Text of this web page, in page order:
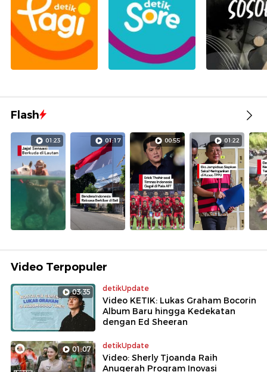
Flash
01:23 01:17 00:55 01:22
Video Terpopuler
03:35 detikUpdate
Video KETIK: Lukas Graham Bocorin
Album Baru hingga Kedekatan
dengan Ed Sheeran
01:07 detikUpdate
Video: Sherly Tjoanda Raih
Anugerah Program Inovasi